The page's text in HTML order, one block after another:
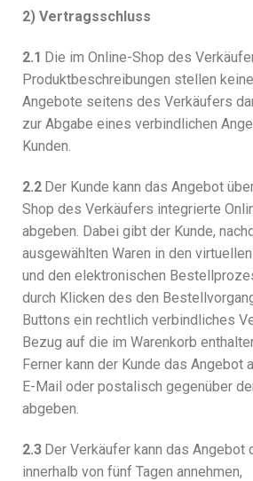
2) Vertragsschluss
2.1 Die im Online-Shop des
Produktbeschreibungen stellen
Angebote seitens des Verkäufers
zur Abgabe eines verbindlichen
Kunden.
2.2 Der Kunde kann das Angebot
Shop des Verkäufers integrierte
abgeben. Dabei gibt der Kunde,
ausgewählten Waren in den
und den elektronischen
durch Klicken des den
Buttons ein rechtlich verbindliches
Bezug auf die im Warenkorb
Ferner kann der Kunde das Angebot
E-Mail oder postalisch gegenüber
abgeben.
2.3 Der Verkäufer kann das Angebot
innerhalb von fünf Tagen annehmen,